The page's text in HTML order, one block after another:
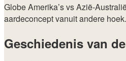
Globe Amerika’s vs Azië-
aardeconcept vanuit andere hoek.
Geschiedenis van